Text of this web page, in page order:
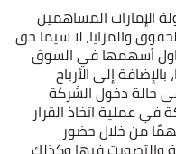
الإمارات المساهمين
والمزايا، لا سيما حق
أسهمها في السوق
إلى الأرباح
حالة دخول الشركة
عملية اتخاذ القرار
من خلال حضور